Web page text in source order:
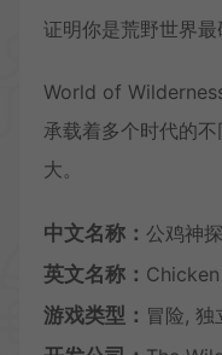
证明你是荒野世界最
World of
承载着多个时代的
大。
中文名称： 公鸡神
英文名称：
游戏类型： 冒险, 独